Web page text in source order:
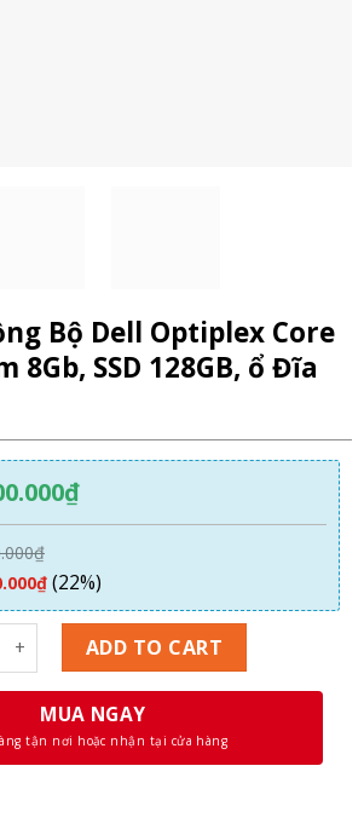
Bộ Dell Optiplex Core
8Gb, SSD 128GB, ổ Đĩa
₫
₫
₫ (22%)
Đồng Bộ Dell Optiplex Core i7 2600S,
ADD TO CART
MUA NGAY
tận nơi hoặc nhận tại cửa hàng